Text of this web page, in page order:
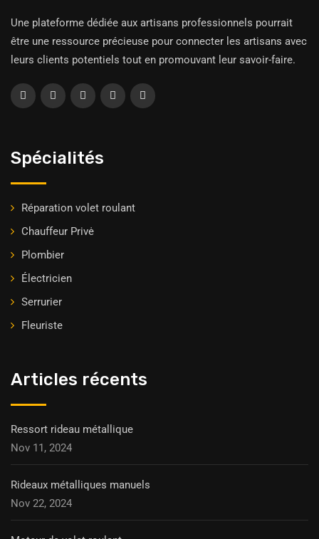
Une plateforme dédiée aux artisans professionnels pourrait
être une ressource précieuse pour connecter les artisans avec
leurs clients potentiels tout en promouvant leur savoir-faire.
Spécialités
Réparation volet roulant
Chauffeur Privė
Plombier
Électricien
Serrurier
Fleuriste
Articles récents
Ressort rideau métallique
Nov 11, 2024
Rideaux métalliques manuels
Nov 22, 2024